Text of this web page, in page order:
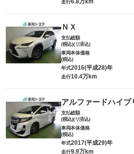
走行6.8万km
ＮＸ
支払総額
(税込)(リ済込)
車両本体価格
(税込)
年式2016(平成28)年
走行10.4万km
アルファードハイブ
支払総額
(税込)(リ済込)
車両本体価格
(税込)
年式2017(平成29)年
走行9.9万km